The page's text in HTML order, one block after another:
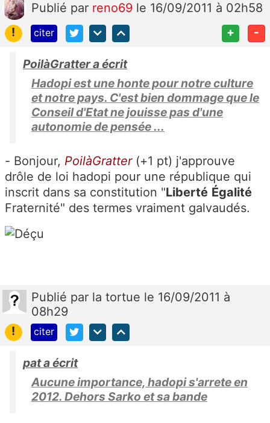
Publié par reno69 le 16/09/2011 à 02h58
!
citer + -
PoilàGratter a écrit
Hadopi est une honte pour notre culture
et notre pays. C'est bien dommage que le
Conseil d'Etat ne jouisse pas d'une
autonomie de pensée ...
- Bonjour, PoilàGratter(+1 pt) j'approuve
drôle de loi hadopi pour une république qui
inscrit dans sa constitution "Liberté Égalité
Fraternité" des termes vraiment galvaudés.
Publié par la tortue le 16/09/2011 à
08h29
!
citer
pat a écrit
Aucune importance, hadopi s'arrete en
2012. Dehors Sarko et sa bande